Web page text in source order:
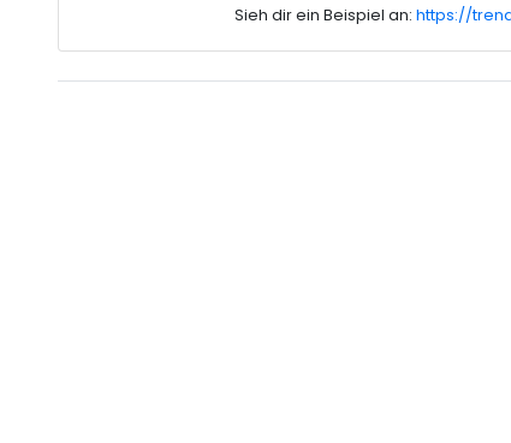
Sieh dir ein Beispiel an: https://